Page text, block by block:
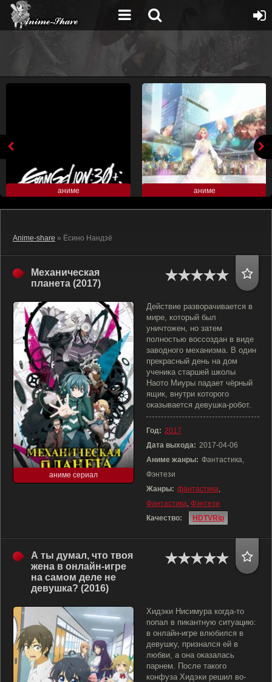
аниме аниме
Anime-share » Ёсино Нандзё
Механическая
планета (2017)
аниме сериал
Действие разворачивается в
мире, который был
уничтожен, но затем
полностью воссоздан в виде
заводного механизма. В один
прекрасный день на дом
ученика старшей школы
Наото Миуры падает чёрный
ящик, внутри которого
оказывается девушка-робот.
Год: 2017
Дата выхода: 2017-04-06
Аниме жанры: Фантастика,
Фэнтези
Жанры: фантастика,
Фантастика, Фэнтези
Качество:
HDTVRip
А ты думал, что твоя
жена в онлайн-игре
на самом деле не
девушка? (2016)
Хидэки Нисимура когда-то
попал в пикантную ситуацию:
в онлайн-игре влюбился в
девушку, признался ей в
любви, а она оказалась
парнем. После такого
конфуза Хидэки решил во-